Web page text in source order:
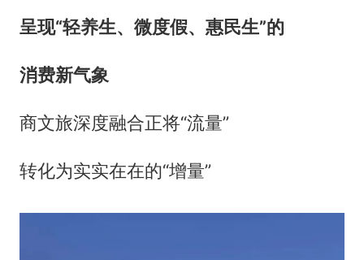
呈现“轻养生、微度假、惠民生”的
消费新气象
商文旅深度融合正将“流量”
转化为实实在在的“增量”